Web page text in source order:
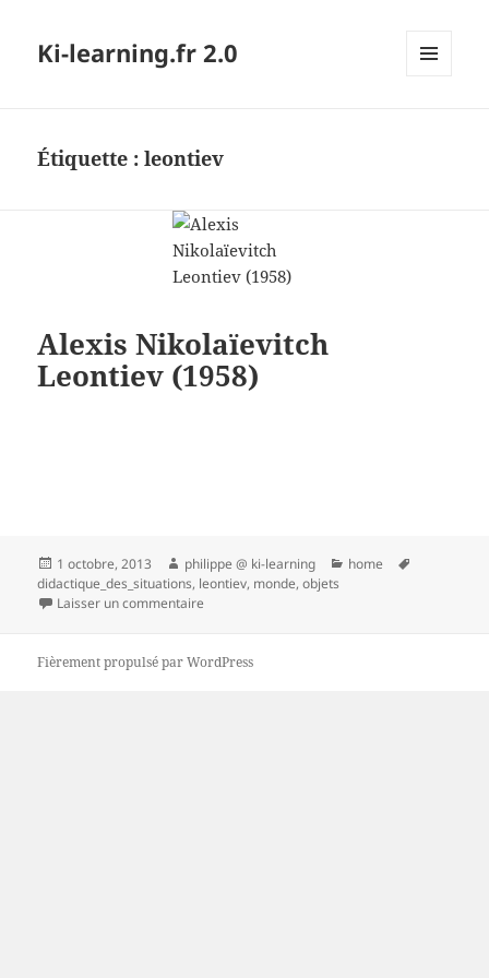
Ki-learning.fr 2.0
Étiquette :leontiev
Alexis Nikolaïevitch
Leontiev (1958)
Publié
le
1 octobre, 2013 Auteur
philippe @ ki-learning Catégories
home
didactique_des_situations, leontiev, monde,objets
Laisser un commentaire
Fièrement propulsé par WordPress